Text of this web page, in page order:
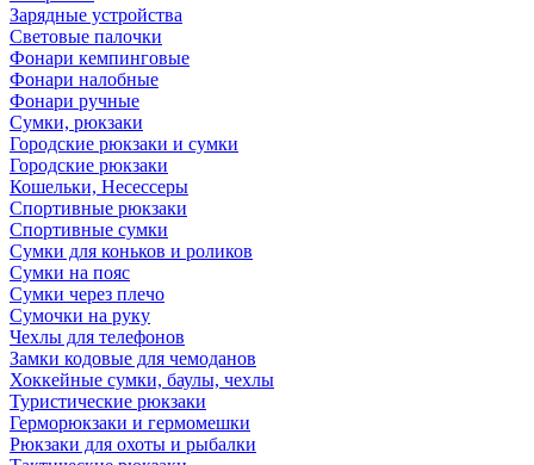
Зарядные устройства
Световые палочки
Фонари кемпинговые
Фонари налобные
Фонари ручные
Сумки, рюкзаки
Городские рюкзаки и сумки
Городские рюкзаки
Кошельки, Несессеры
Спортивные рюкзаки
Спортивные сумки
Сумки для коньков и роликов
Сумки на пояс
Сумки через плечо
Сумочки на руку
Чехлы для телефонов
Замки кодовые для чемоданов
Хоккейные сумки, баулы, чехлы
Туристические рюкзаки
Герморюкзаки и гермомешки
Рюкзаки для охоты и рыбалки